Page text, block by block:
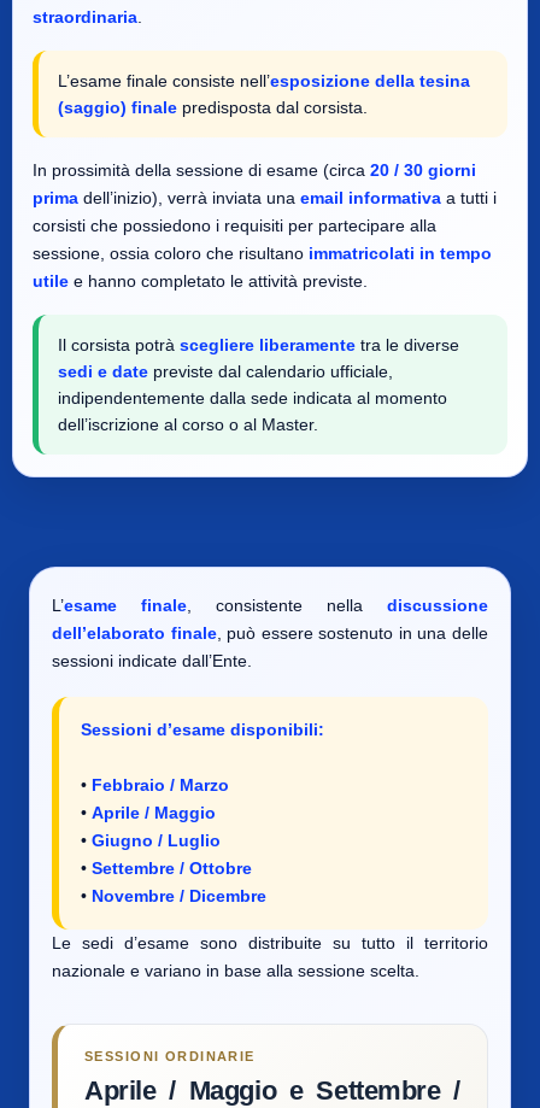
straordinaria
L’esame finale consiste nell’esposizione della tesina
(saggio) finale predisposta dal corsista.
In prossimità della sessione di esame (circa 20 / 30 giorni
prima dell’inizio), verrà inviata una email informativa a tutti i
corsisti che possiedono i requisiti per partecipare alla
sessione, ossia coloro che risultano immatricolati in tempo
utile e hanno completato le attività previste.
Il corsista potrà scegliere liberamente tra le diverse
sedi e date previste dal calendario ufficiale,
indipendentemente dalla sede indicata al momento
dell’iscrizione al corso o al Master.
L’esame finale , consistente nella discussione
dell’elaborato finale, può essere sostenuto in una delle
sessioni indicate dall’Ente.
Sessioni d’esame disponibili:
• Febbraio / Marzo
• Aprile / Maggio
• Giugno / Luglio
• Settembre / Ottobre
• Novembre / Dicembre
Le sedi d’esame sono distribuite su tutto il territorio
nazionale e variano in base alla sessione scelta.
SESSIONI ORDINARIE
Aprile / Maggio e Settembre /